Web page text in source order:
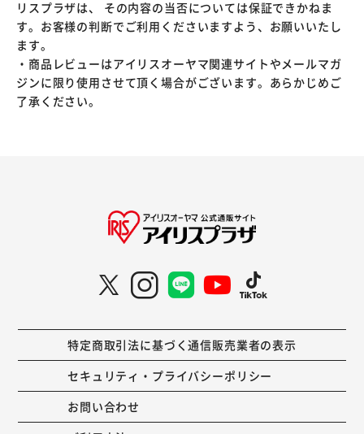
リスプラザは、 その内容の当否については保証できかねま
す。お客様の判断でご利用くださいますよう、お願いいたし
ます。
・商品レビューはアイリスオーヤマ関連サイトやメールマガ
ジンに限り使用させて頂く場合がございます。あらかじめご
了承ください。
特定商取引法に基づく通信販売業者の表示
セキュリティ・プライバシーポリシー
お問い合わせ